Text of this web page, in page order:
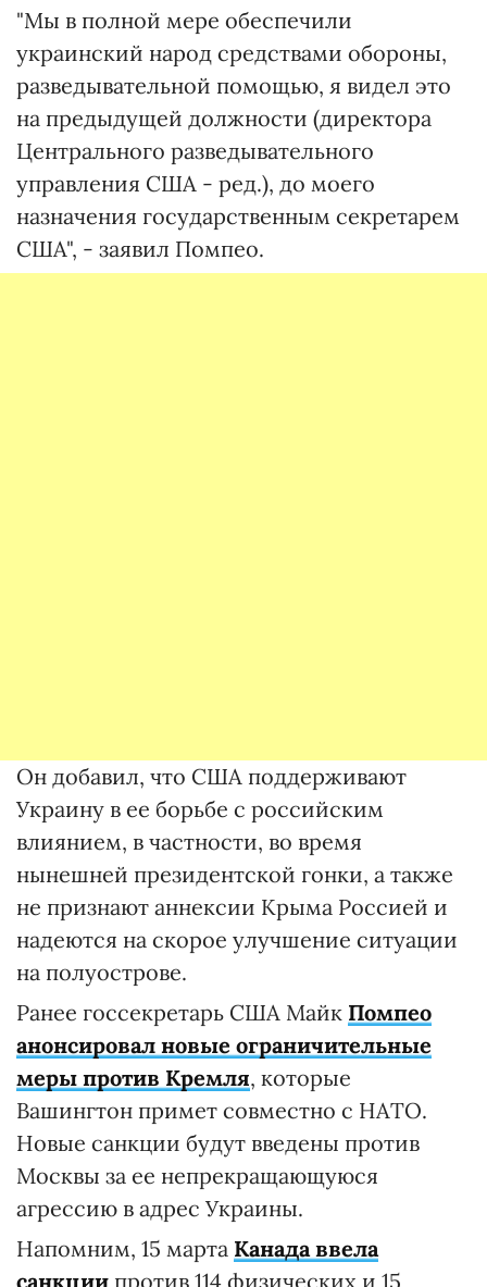
"Мы в полной мере обеспечили
украинский народ средствами обороны,
разведывательной помощью, я видел это
на предыдущей должности (директора
Центрального разведывательного
управления США - ред.), до моего
назначения государственным секретарем
США", - заявил Помпео.
Он добавил, что США поддерживают
Украину в ее борьбе с российским
влиянием, в частности, во время
нынешней президентской гонки, а также
не признают аннексии Крыма Россией и
надеются на скорое улучшение ситуации
на полуострове.
Ранее госсекретарь США Майк Помпео
анонсировал новые ограничительные
меры против Кремля, которые
Вашингтон примет совместно с НАТО.
Новые санкции будут введены против
Москвы за ее непрекращающуюся
агрессию в адрес Украины.
Напомним, 15 марта Канада ввела
санкции против 114 физических и 15